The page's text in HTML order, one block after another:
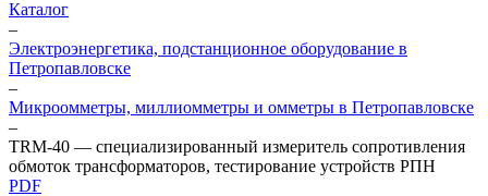
Каталог
–
Электроэнергетика, подстанционное оборудование в
Петропавловске
–
Микроомметры, миллиомметры и омметры в Петропавловске
–
TRM-40 — специализированный измеритель сопротивления
обмоток трансформаторов, тестирование устройств РПН
PDF